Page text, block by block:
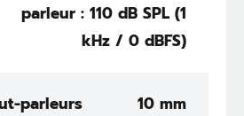
parleur : 110 dB SPL (1
kHz / 0 dBFS)
parleurs 10 mm